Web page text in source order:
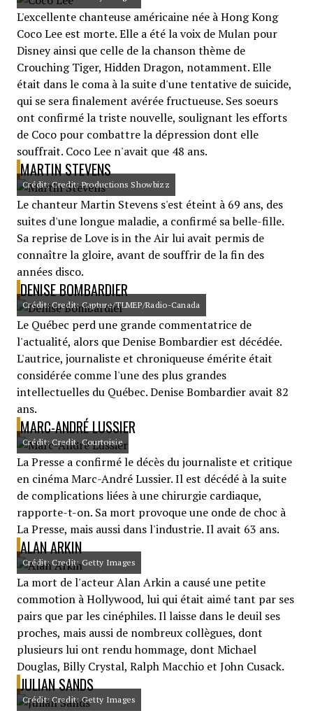
L'excellente chanteuse américaine née à Hong Kong
Coco Lee est morte. Elle a été la voix de Mulan pour
Disney ainsi que celle de la chanson thème de
Crouching Tiger, Hidden Dragon, notamment. Elle
était dans le coma à la suite d'une tentative de suicide,
qui se sera finalement avérée fructueuse. Ses soeurs
ont confirmé la triste nouvelle, soulignant les efforts
de Coco pour combattre la dépression dont elle
souffrait. Coco Lee n'avait que 48 ans.
MARTIN STEVENS
Crédit: Credit: Productions Showbizz
Le chanteur Martin Stevens s'est éteint à 69 ans, des
suites d'une longue maladie, a confirmé sa belle-fille.
Sa reprise de Love is in the Air lui avait permis de
connaître la gloire, avant de souffrir de la fin des
années disco.
DENISE BOMBARDIER
Crédit: Credit: Capture/TLMEP/Radio-Canada
Le Québec perd une grande commentatrice de
l'actualité, alors que Denise Bombardier est décédée.
L'autrice, journaliste et chroniqueuse émérite était
considérée comme l'une des plus grandes
intellectuelles du Québec. Denise Bombardier avait 82
ans.
MARC-ANDRÉ LUSSIER
Crédit: Credit: Courtoisie
La Presse a confirmé le décès du journaliste et critique
en cinéma Marc-André Lussier. Il est décédé à la suite
de complications liées à une chirurgie cardiaque,
rapporte-t-on. Sa mort provoque une onde de choc à
La Presse, mais aussi dans l'industrie. Il avait 63 ans.
ALAN ARKIN
Crédit: Credit: Getty Images
La mort de l'acteur Alan Arkin a causé une petite
commotion à Hollywood, lui qui était aimé tant par ses
pairs que par les cinéphiles. Il laisse dans le deuil ses
proches, mais aussi de nombreux collègues, dont
plusieurs lui ont rendu hommage, dont Michael
Douglas, Billy Crystal, Ralph Macchio et John Cusack.
JULIAN SANDS
Crédit: Credit: Getty Images